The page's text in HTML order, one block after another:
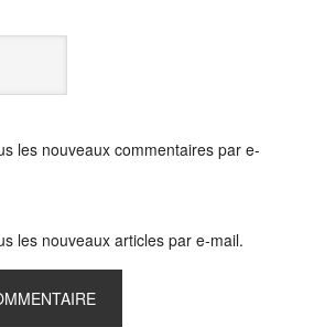
les nouveaux commentaires par e-
les nouveaux articles par e-mail.